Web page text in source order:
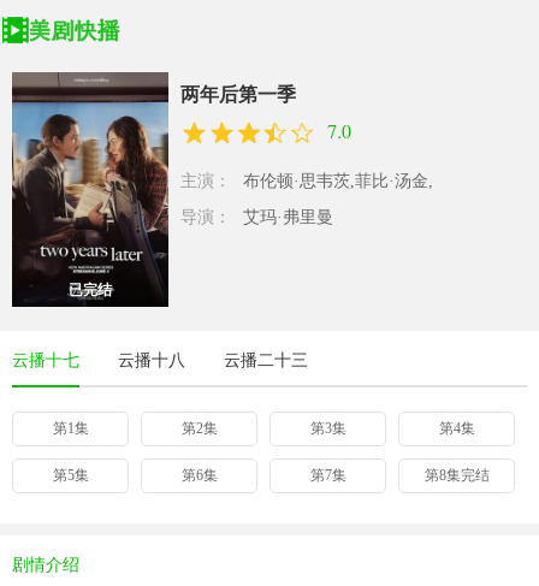
已完结
两年后第一季
7.0
主演：
布伦顿·思韦茨,菲比·汤金,
导演：
艾玛·弗里曼
云播十七 云播十八 云播二十三
第1集 第2集 第3集 第4集
第5集 第6集 第7集 第8集完结
剧情介绍